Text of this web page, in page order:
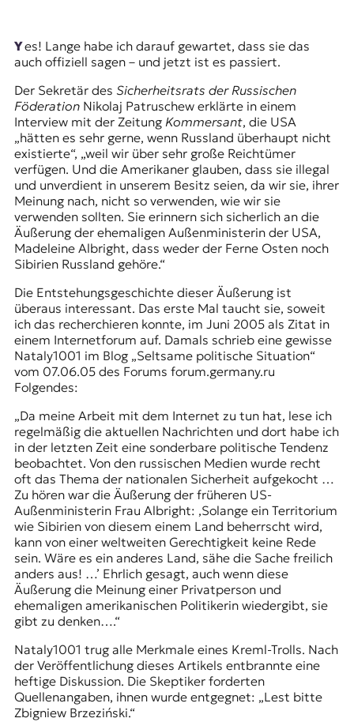
D
E
R
W
i
s
s
e
n
,
J
o
r
n
a
l
s
m
s
u
n
d
M
e
d
e
n
k
o
m
p
e
t
e
n
z
Yes! Lange habe ich darauf gewartet, dass sie das
auch offiziell sagen – und jetzt ist es passiert.
Der Sekretär des Sicherheitsrats der Russischen
Föderation Nikolaj Patruschewerklärte in einem
Interview mit der Zeitung Kommersant, die USA
„hätten es sehr gerne, wenn Russland überhaupt nicht
existierte“, „weil wir über sehr große Reichtümer
verfügen. Und die Amerikaner glauben, dass sie illegal
und unverdient in unserem Besitz seien, da wir sie, ihrer
Meinung nach, nicht so verwenden, wie wir sie
verwenden sollten. Sie erinnern sich sicherlich an die
Äußerung der ehemaligen Außenministerin der USA,
Madeleine Albright, dass weder der Ferne Osten noch
Sibirien Russland gehöre.“
Die Entstehungsgeschichte dieser Äußerung ist
überaus interessant. Das erste Mal taucht sie, soweit
ich das recherchieren konnte, im Juni 2005 als Zitat in
einem Internetforum auf. Damals schrieb eine gewisse
Nataly1001 im Blog „Seltsame politische Situation“
vom 07.06.05 des Forums forum.germany.ru
Folgendes:
„Da meine Arbeit mit dem Internet zu tun hat, lese ich
regelmäßig die aktuellen Nachrichten und dort habe ich
in der letzten Zeit eine sonderbare politische Tendenz
beobachtet. Von den russischen Medien wurde recht
oft das Thema der nationalen Sicherheit aufgekocht …
Zu hören war die Äußerung der früheren US-
Außenministerin Frau Albright: ‚Solange ein Territorium
wie Sibirien von diesem einem Land beherrscht wird,
kann von einer weltweiten Gerechtigkeit keine Rede
sein. Wäre es ein anderes Land, sähe die Sache freilich
anders aus! …’ Ehrlich gesagt, auch wenn diese
Äußerung die Meinung einer Privatperson und
ehemaligen amerikanischen Politikerin wiedergibt, sie
gibt zu denken….“
Nataly1001 trug alle Merkmale eines Kreml-Trolls. Nach
der Veröffentlichung dieses Artikels entbrannte eine
heftige Diskussion. Die Skeptiker forderten
Quellenangaben, ihnen wurde entgegnet: „Lest bitte
Zbigniew Brzeziński.“